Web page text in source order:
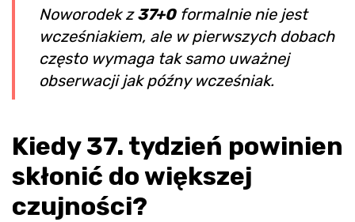
Noworodek z37+0formalnie nie jest
wcześniakiem, ale w pierwszych dobach
często wymaga tak samo uważnej
obserwacji jak późny wcześniak.
Kiedy 37. tydzień powinien
skłonić do większej
czujności?